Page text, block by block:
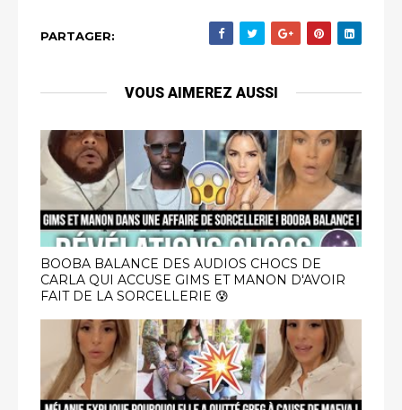
PARTAGER:
VOUS AIMEREZ AUSSI
BOOBA BALANCE DES AUDIOS CHOCS DE
CARLA QUI ACCUSE GIMS ET MANON D'AVOIR
FAIT DE LA SORCELLERIE 😰